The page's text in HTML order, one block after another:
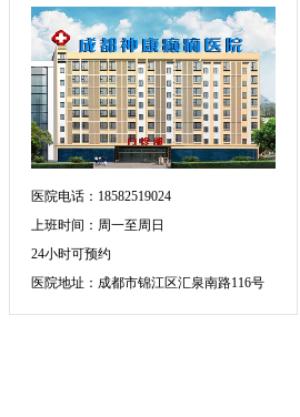
医院电话：18582519024
上班时间：周一至周日
24小时可预约
医院地址：成都市锦江区汇泉南路116号